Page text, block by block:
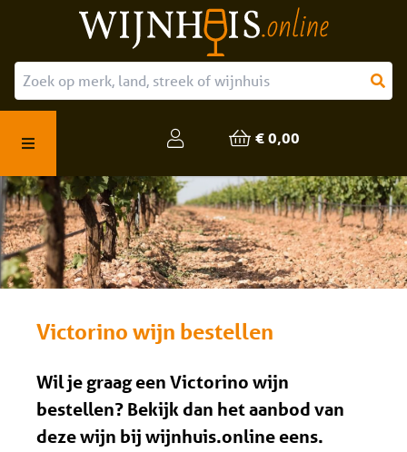
€ 0,00
Onze producten
Veelgestelde vragen
Victorino wijn bestellen
Wil je graag een Victorino wijn
bestellen? Bekijk dan het aanbod van
deze wijn bij wijnhuis.online eens.